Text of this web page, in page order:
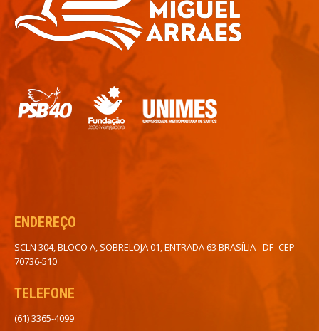
ENDEREÇO
SCLN 304, BLOCO A, SOBRELOJA 01, ENTRADA 63 BRASÍLIA - DF -CEP
70736-510
TELEFONE
(61) 3365-4099